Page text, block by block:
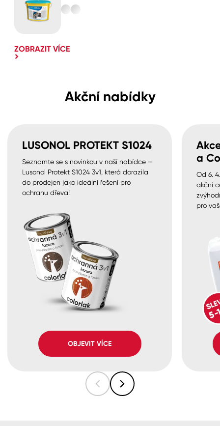
ZOBRAZIT VÍCE
Akční nabídky
LUSONOL PROTEKT S1024
Seznamte se s novinkou v naší nabídce –
Lusonol Protekt S1024 3v1, která dorazila
do prodejen jako ideální řešení pro
ochranu dřeva!
OBJEVIT VÍCE
a
Od 6.
akční
pro